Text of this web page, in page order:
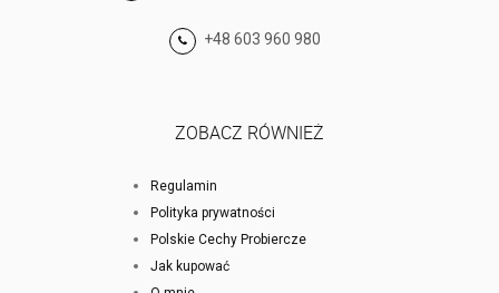
+48 603 960 980
ZOBACZ RÓWNIEŻ
Regulamin
Polityka prywatności
Polskie Cechy Probiercze
Jak kupować